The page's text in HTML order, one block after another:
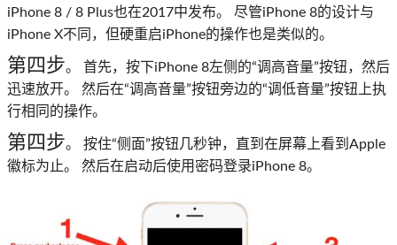
iPhone 8 / 8 Plus也在2017中发布。 尽管iPhone 8的设计与
iPhone X不同，但硬重启iPhone的操作也是类似的。
第四步。 首先，按下iPhone 8左侧的“调高音量”按钮，然后
迅速放开。 然后在“调高音量”按钮旁边的“调低音量”按钮上执
行相同的操作。
第四步。 按住“侧面”按钮几秒钟，直到在屏幕上看到Apple
徽标为止。 然后在启动后使用密码登录iPhone 8。